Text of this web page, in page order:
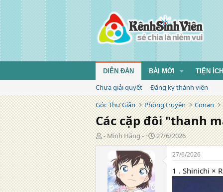
DIỄN ĐÀN BÀI MỚI TIỆN
Chưa giải quyết
Đăng ký thành viên
Góc Thư Giãn
Phòng truyện Conan
Các cặp đôi "thanh
T
á
- Minh Hằng -
N
g
27/6/2026
27/6/2026
1 . Shinichi ×